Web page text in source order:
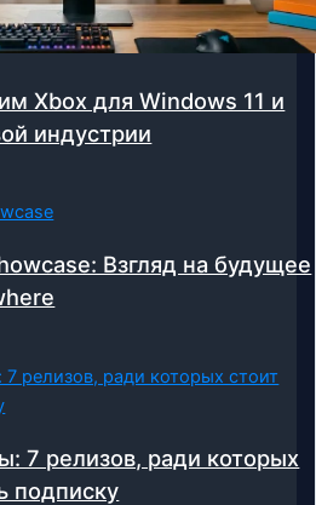
Xbox для Windows 11 и
индустрии
Взгляд на будущее
7 релизов, ради которых
подписку